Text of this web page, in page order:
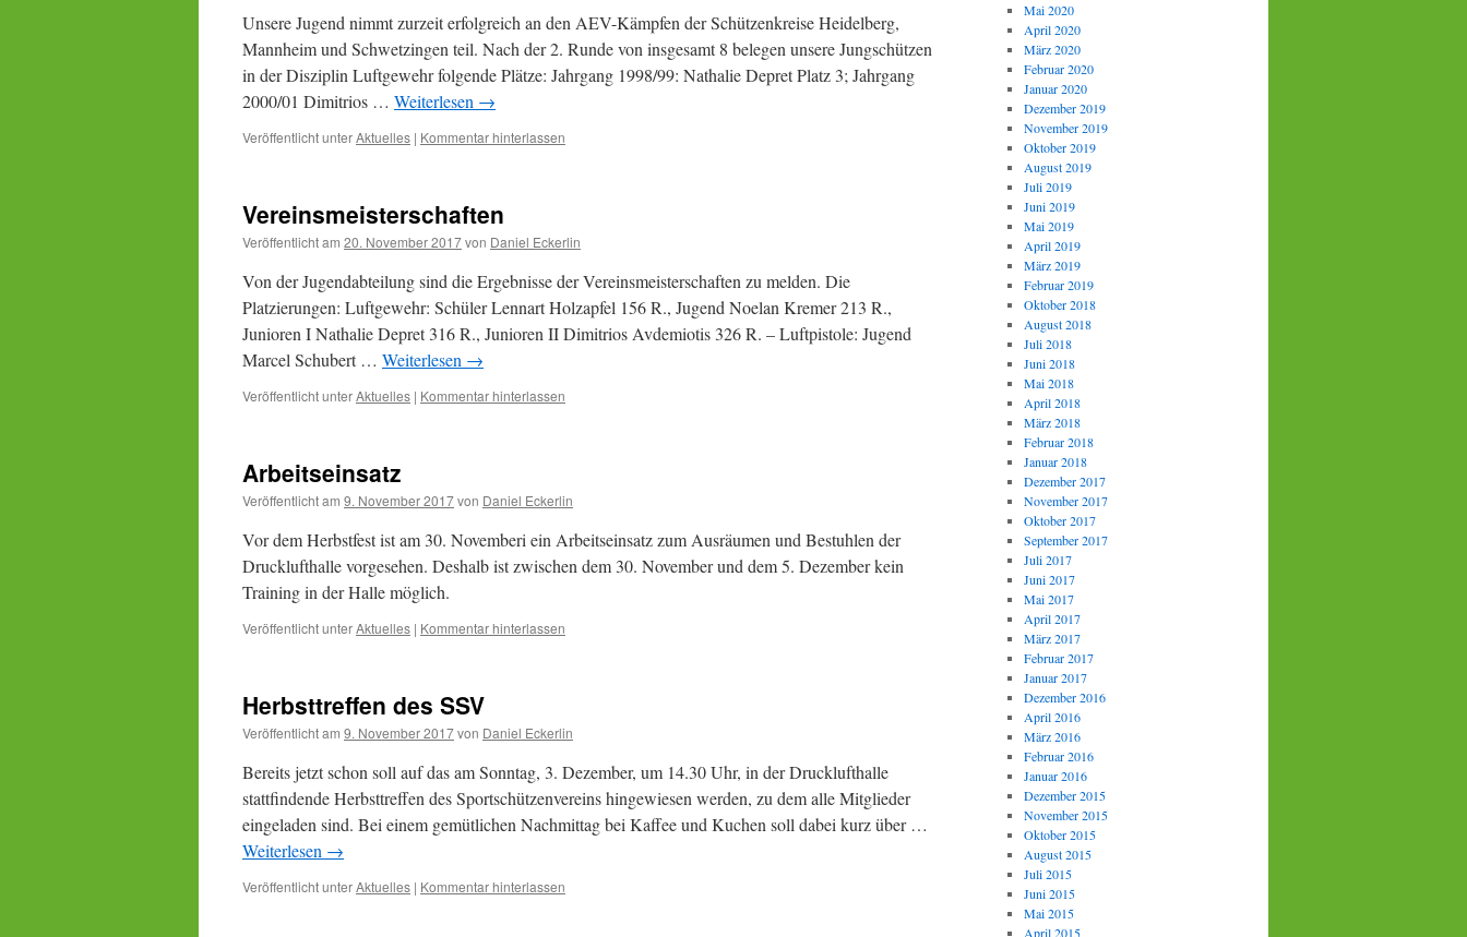
Unsere Jugend nimmt zurzeit erfolgreich an den AEV-Kämpfen der Schützenkreise Heidelberg,
Mannheim und Schwetzingen teil. Nach der 2. Runde von insgesamt 8 belegen unsere Jungschützen
in der Disziplin Luftgewehr folgende Plätze: Jahrgang 1998/99: Nathalie Depret Platz 3; Jahrgang
2000/01 Dimitrios … Weiterlesen →
Veröffentlicht unterAktuelles | Kommentar hinterlassen
Vereinsmeisterschaften
Veröffentlicht am 20. November 2017von Daniel Eckerlin
Von der Jugendabteilung sind die Ergebnisse der Vereinsmeisterschaften zu melden. Die
Platzierungen: Luftgewehr: Schüler Lennart Holzapfel 156 R., Jugend Noelan Kremer 213 R.,
Junioren I Nathalie Depret 316 R., Junioren II Dimitrios Avdemiotis 326 R. – Luftpistole: Jugend
Marcel Schubert … Weiterlesen →
Veröffentlicht unterAktuelles | Kommentar hinterlassen
Arbeitseinsatz
Veröffentlicht am 9. November 2017von Daniel Eckerlin
Vor dem Herbstfest ist am 30. Novemberi ein Arbeitseinsatz zum Ausräumen und Bestuhlen der
Drucklufthalle vorgesehen. Deshalb ist zwischen dem 30. November und dem 5. Dezember kein
Training in der Halle möglich.
Veröffentlicht unterAktuelles | Kommentar hinterlassen
Herbsttreffen des SSV
Veröffentlicht am 9. November 2017von Daniel Eckerlin
Bereits jetzt schon soll auf das am Sonntag, 3. Dezember, um 14.30 Uhr, in der Drucklufthalle
stattfindende Herbsttreffen des Sportschützenvereins hingewiesen werden, zu dem alle Mitglieder
eingeladen sind. Bei einem gemütlichen Nachmittag bei Kaffee und Kuchen soll dabei kurz über …
Weiterlesen →
Veröffentlicht unterAktuelles | Kommentar hinterlassen
Mai 2020
April 2020
März 2020
Februar 2020
Januar 2020
Dezember 2019
November 2019
Oktober 2019
August 2019
Juli 2019
Juni 2019
Mai 2019
April 2019
März 2019
Februar 2019
Oktober 2018
August 2018
Juli 2018
Juni 2018
Mai 2018
April 2018
März 2018
Februar 2018
Januar 2018
Dezember 2017
November 2017
Oktober 2017
September 2017
Juli 2017
Juni 2017
Mai 2017
April 2017
März 2017
Februar 2017
Januar 2017
Dezember 2016
April 2016
März 2016
Februar 2016
Januar 2016
Dezember 2015
November 2015
Oktober 2015
August 2015
Juli 2015
Juni 2015
Mai 2015
April 2015